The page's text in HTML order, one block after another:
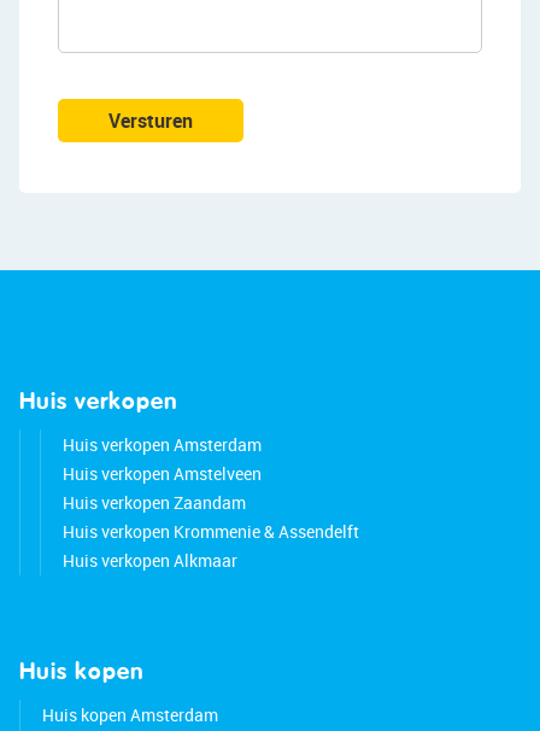
• Double glazing
• Well insulated
• Close to public transport
Versturen
Huis verkopen
Huis verkopen Amsterdam
Huis verkopen Amstelveen
Huis verkopen Zaandam
Huis verkopen Krommenie & Assendelft
Huis verkopen Alkmaar
Huis kopen
Huis kopen Amsterdam